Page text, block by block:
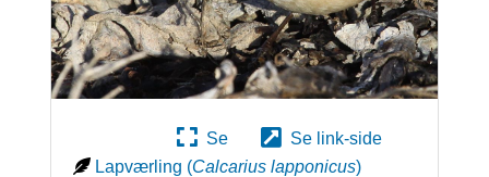
Se
Se link-side
Lapværling (Calcarius lapponicus)